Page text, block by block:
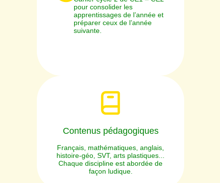
pour consolider les
apprentissages de l’année et
préparer ceux de l’année
suivante.
Contenus pédagogiques
Français, mathématiques, anglais,
histoire-géo, SVT, arts plastiques...
Chaque discipline est abordée de
façon ludique.